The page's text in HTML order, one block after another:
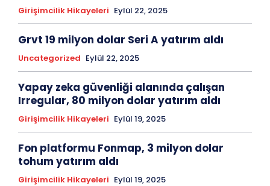
Girişimcilik Hikayeleri Eylül 22, 2025
Grvt 19 milyon dolar Seri A yatırım aldı
Uncategorized Eylül 22, 2025
Yapay zeka güvenliği alanında çalışan
Irregular, 80 milyon dolar yatırım aldı
Girişimcilik Hikayeleri Eylül 19, 2025
Fon platformu Fonmap, 3 milyon dolar
tohum yatırım aldı
Girişimcilik Hikayeleri Eylül 19, 2025